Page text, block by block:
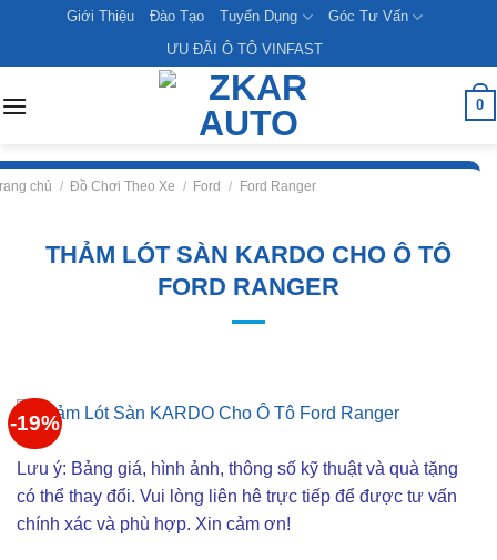
content
Giới Thiệu Đào Tạo Tuyển Dụng
Góc Tư Vấn
ƯU ĐÃI Ô TÔ VINFAST
0
chủ / Đồ Chơi Theo Xe / Ford / Ford Ranger
THẢM LÓT SÀN KARDO CHO Ô TÔ
FORD RANGER
-19%
Lưu ý: Bảng giá, hình ảnh, thông số kỹ thuật và quà tặng
có thể thay đổi. Vui lòng liên hê trực tiếp để được tư vấn
chính xác và phù hợp. Xin cảm ơn!